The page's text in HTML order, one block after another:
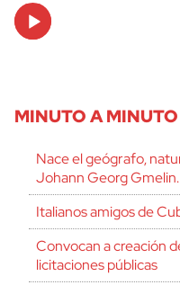
Audio
Player
MINUTO A MINUTO
Nace el geógrafo,
Johann Georg Gmelin.
Italianos amigos de
Convocan a creación
licitaciones públicas